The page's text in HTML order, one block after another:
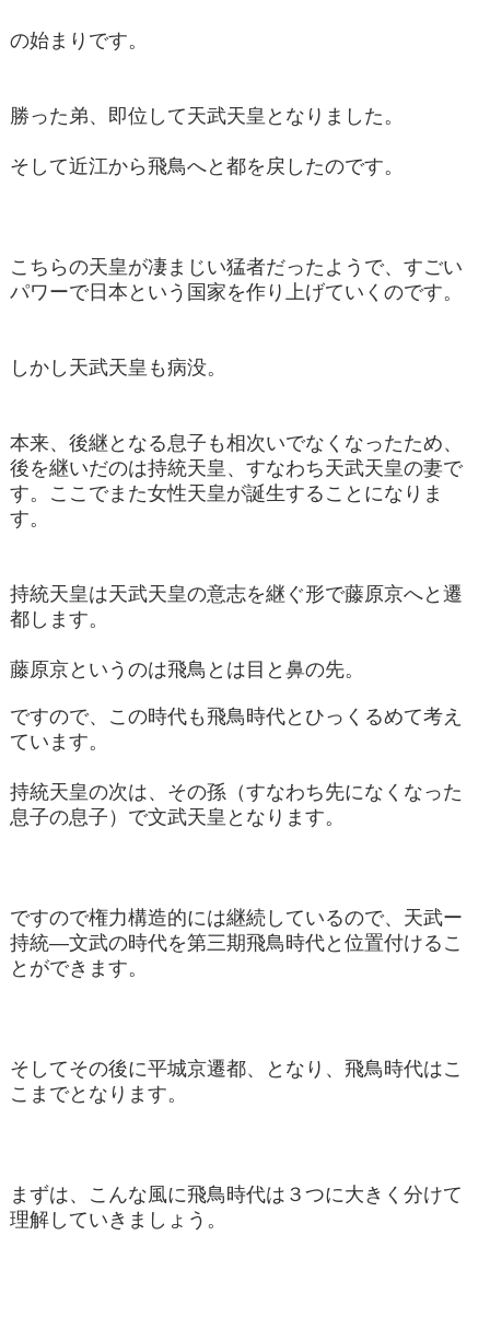
の始まりです。
勝った弟、即位して天武天皇となりました。
そして近江から飛鳥へと都を戻したのです。
こちらの天皇が凄まじい猛者だったようで、すごい
パワーで日本という国家を作り上げていくのです。
しかし天武天皇も病没。
本来、後継となる息子も相次いでなくなったため、
後を継いだのは持統天皇、すなわち天武天皇の妻で
す。ここでまた女性天皇が誕生することになりま
す。
持統天皇は天武天皇の意志を継ぐ形で藤原京へと遷
都します。
藤原京というのは飛鳥とは目と鼻の先。
ですので、この時代も飛鳥時代とひっくるめて考え
ています。
持統天皇の次は、その孫（すなわち先になくなった
息子の息子）で文武天皇となります。
ですので権力構造的には継続しているので、天武ー
持統―文武の時代を第三期飛鳥時代と位置付けるこ
とができます。
そしてその後に平城京遷都、となり、飛鳥時代はこ
こまでとなります。
まずは、こんな風に飛鳥時代は３つに大きく分けて
理解していきましょう。